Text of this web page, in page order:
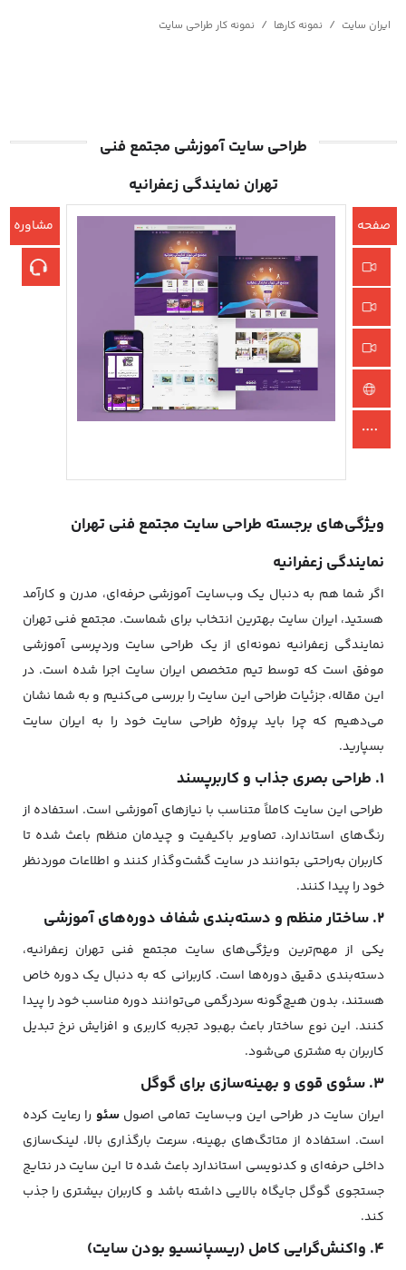
ایران سایت / نمونه کارها / نمونه کار طراحی سایت
طراحی سایت آموزشی مجتمع فنی
تهران نمایندگی زعفرانیه
صفحه
اصلی
مشاوره
ویژگی‌های برجسته طراحی سایت مجتمع فنی تهران
نمایندگی زعفرانیه
اگر شما هم به دنبال یک وب‌سایت آموزشی حرفه‌ای، مدرن و کارآمد
هستید، ایران سایت بهترین انتخاب برای شماست. مجتمع فنی تهران
نمایندگی زعفرانیه نمونه‌ای از یک طراحی سایت وردپرسی آموزشی
موفق است که توسط تیم متخصص ایران سایت اجرا شده است. در
این مقاله، جزئیات طراحی این سایت را بررسی می‌کنیم و به شما نشان
می‌دهیم که چرا باید پروژه طراحی سایت خود را به ایران سایت
بسپارید.
1. طراحی بصری جذاب و کاربرپسند
طراحی این سایت کاملاً متناسب با نیازهای آموزشی است. استفاده از
رنگ‌های استاندارد، تصاویر باکیفیت و چیدمان منظم باعث شده تا
کاربران به‌راحتی بتوانند در سایت گشت‌وگذار کنند و اطلاعات موردنظر
خود را پیدا کنند.
2. ساختار منظم و دسته‌بندی شفاف دوره‌های آموزشی
یکی از مهم‌ترین ویژگی‌های سایت مجتمع فنی تهران زعفرانیه،
دسته‌بندی دقیق دوره‌ها است. کاربرانی که به دنبال یک دوره خاص
هستند، بدون هیچ‌گونه سردرگمی می‌توانند دوره مناسب خود را پیدا
کنند. این نوع ساختار باعث بهبود تجربه کاربری و افزایش نرخ تبدیل
کاربران به مشتری می‌شود.
3. سئوی قوی و بهینه‌سازی برای گوگل
ایران سایت در طراحی این وب‌سایت تمامی اصولسئو را رعایت کرده
است. استفاده از متاتگ‌های بهینه، سرعت بارگذاری بالا، لینک‌سازی
داخلی حرفه‌ای و کدنویسی استاندارد باعث شده تا این سایت در نتایج
جستجوی گوگل جایگاه بالایی داشته باشد و کاربران بیشتری را جذب
کند.
4. واکنش‌گرایی کامل (ریسپانسیو بودن سایت)